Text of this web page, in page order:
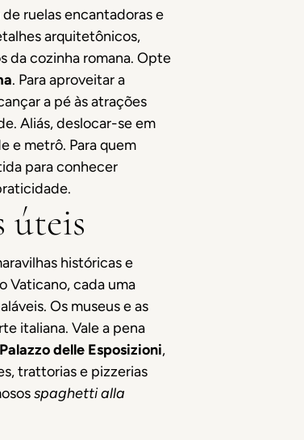
ruelas encantadoras e
arquitetônicos,
da cozinha romana. Opte
. Para aproveitar a
a pé às atrações
Aliás, deslocar-se em
e metrô. Para quem
para conhecer
úteis
históricas e
Vaticano, cada uma
Os museus e as
italiana. Vale a pena
Palazzo delle Esposizioni,
trattorias e pizzerias
spaghetti alla